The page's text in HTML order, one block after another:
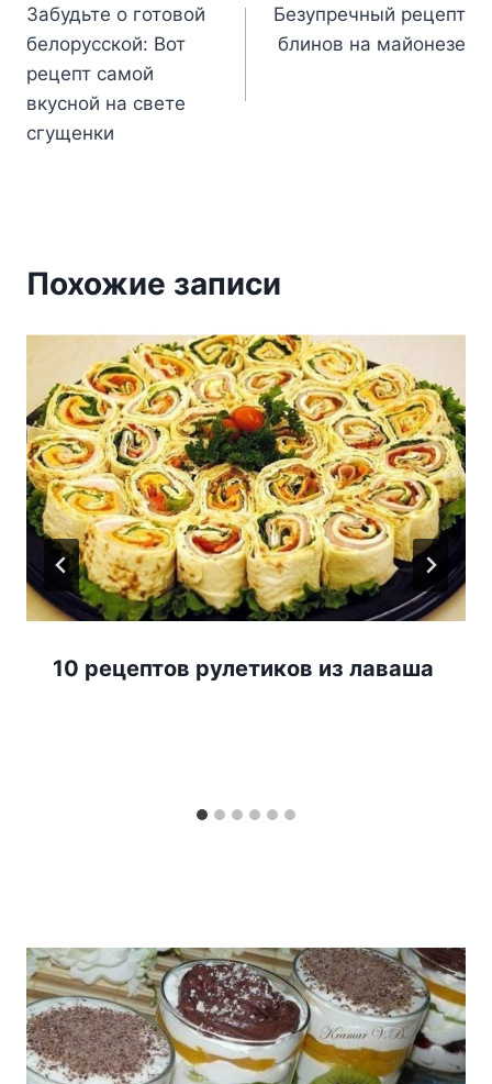
по
записям
Забудьте о готовой
белорусской: Вот
рецепт самой
вкусной на свете
сгущенки
Безупречный рецепт
блинов на майонезе
Похожие записи
10 рецептов рулетиков из лаваша